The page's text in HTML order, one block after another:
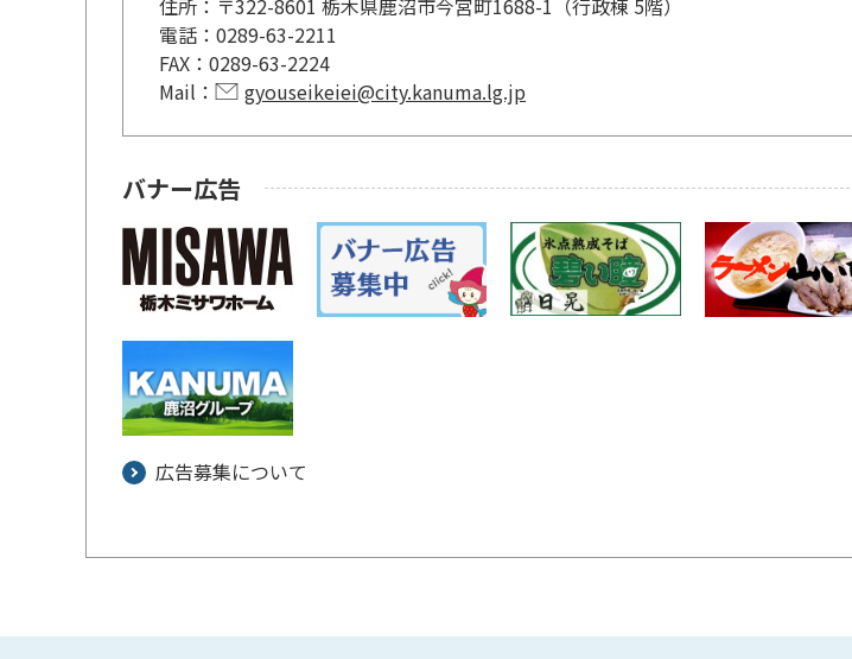
住所： 〒322-8601 栃木県鹿沼市今宮町1688-1（行政棟 5階）
電話： 0289-63-2211
FAX： 0289-63-2224
Mail：
gyouseikeiei@city.kanuma.lg.jp
バナー広告
広告募集について